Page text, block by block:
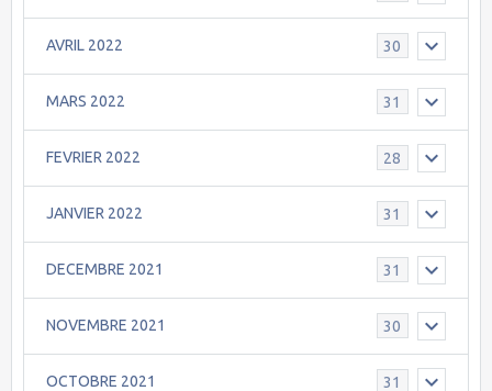
AVRIL 2022 30
MARS 2022 31
FEVRIER 2022 28
JANVIER 2022 31
DECEMBRE 2021 31
NOVEMBRE 2021 30
OCTOBRE 2021 31